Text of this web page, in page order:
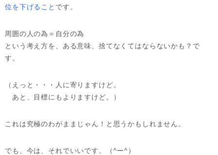
位を下げること です。
周囲の人の為＝自分の為
という考え方を、ある意味、捨てなくてはならないかも？で
す。
（えっと・・・人に寄りますけど。
あと、目標にもよりますけど。）
これは究極のわがままじゃん！と思うかもしれません。
でも、今は、それでいいです。（^ー^）